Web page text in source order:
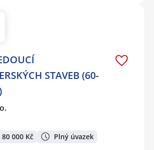
STAVEB (60-
000 Kč Plný úvazek